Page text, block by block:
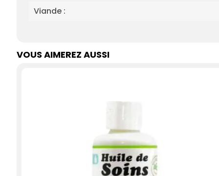
Viande :
VOUS AIMEREZ AUSSI